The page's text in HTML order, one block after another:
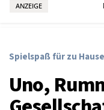
ANZEIGE
Spielspaß für zu Hause
Uno,